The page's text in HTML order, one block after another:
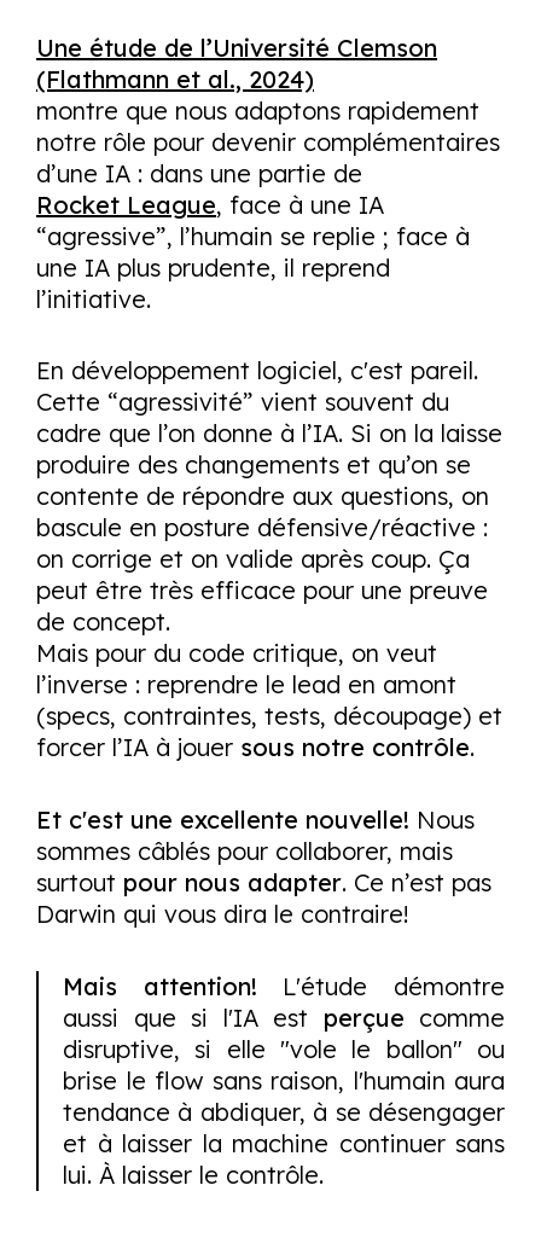
Une étude de l’Université Clemson
(Flathmann et al., 2024)
montre que nous adaptons rapidement
notre rôle pour devenir complémentaires
d’une IA : dans une partie de
Rocket League, face à une IA
“agressive”, l’humain se replie ; face à
une IA plus prudente, il reprend
l’initiative.
En développement logiciel, c'est pareil.
Cette “agressivité” vient souvent du
cadre que l’on donne à l’IA. Si on la laisse
produire des changements et qu’on se
contente de répondre aux questions, on
bascule en posture défensive/réactive :
on corrige et on valide après coup. Ça
peut être très efficace pour une preuve
de concept.
Mais pour du code critique, on veut
l’inverse : reprendre le lead en amont
(specs, contraintes, tests, découpage) et
forcer l’IA à jouer sous notre contrôle.
Et c'est une excellente nouvelle! Nous
sommes câblés pour collaborer, mais
surtout pour nous adapter. Ce n’est pas
Darwin qui vous dira le contraire!
Mais attention! L'étude démontre
aussi que si l'IA est perçue comme
disruptive, si elle "vole le ballon" ou
brise le flow sans raison, l'humain aura
tendance à abdiquer, à se désengager
et à laisser la machine continuer sans
lui. À laisser le contrôle.